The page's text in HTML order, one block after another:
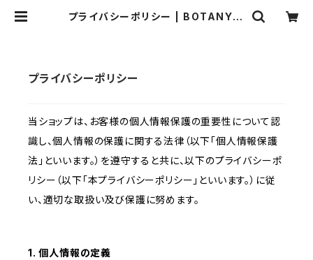
プライバシーポリシー | BOTANY C
プライバシーポリシー
当ショップは、お客様の個人情報保護の重要性について認
識し、個人情報の保護に関する法律（以下「個人情報保護
法」といいます。）を遵守すると共に、以下のプライバシーポ
リシー（以下「本プライバシーポリシー」といいます。）に従
い、適切な取扱い及び保護に努めます。
1. 個人情報の定義